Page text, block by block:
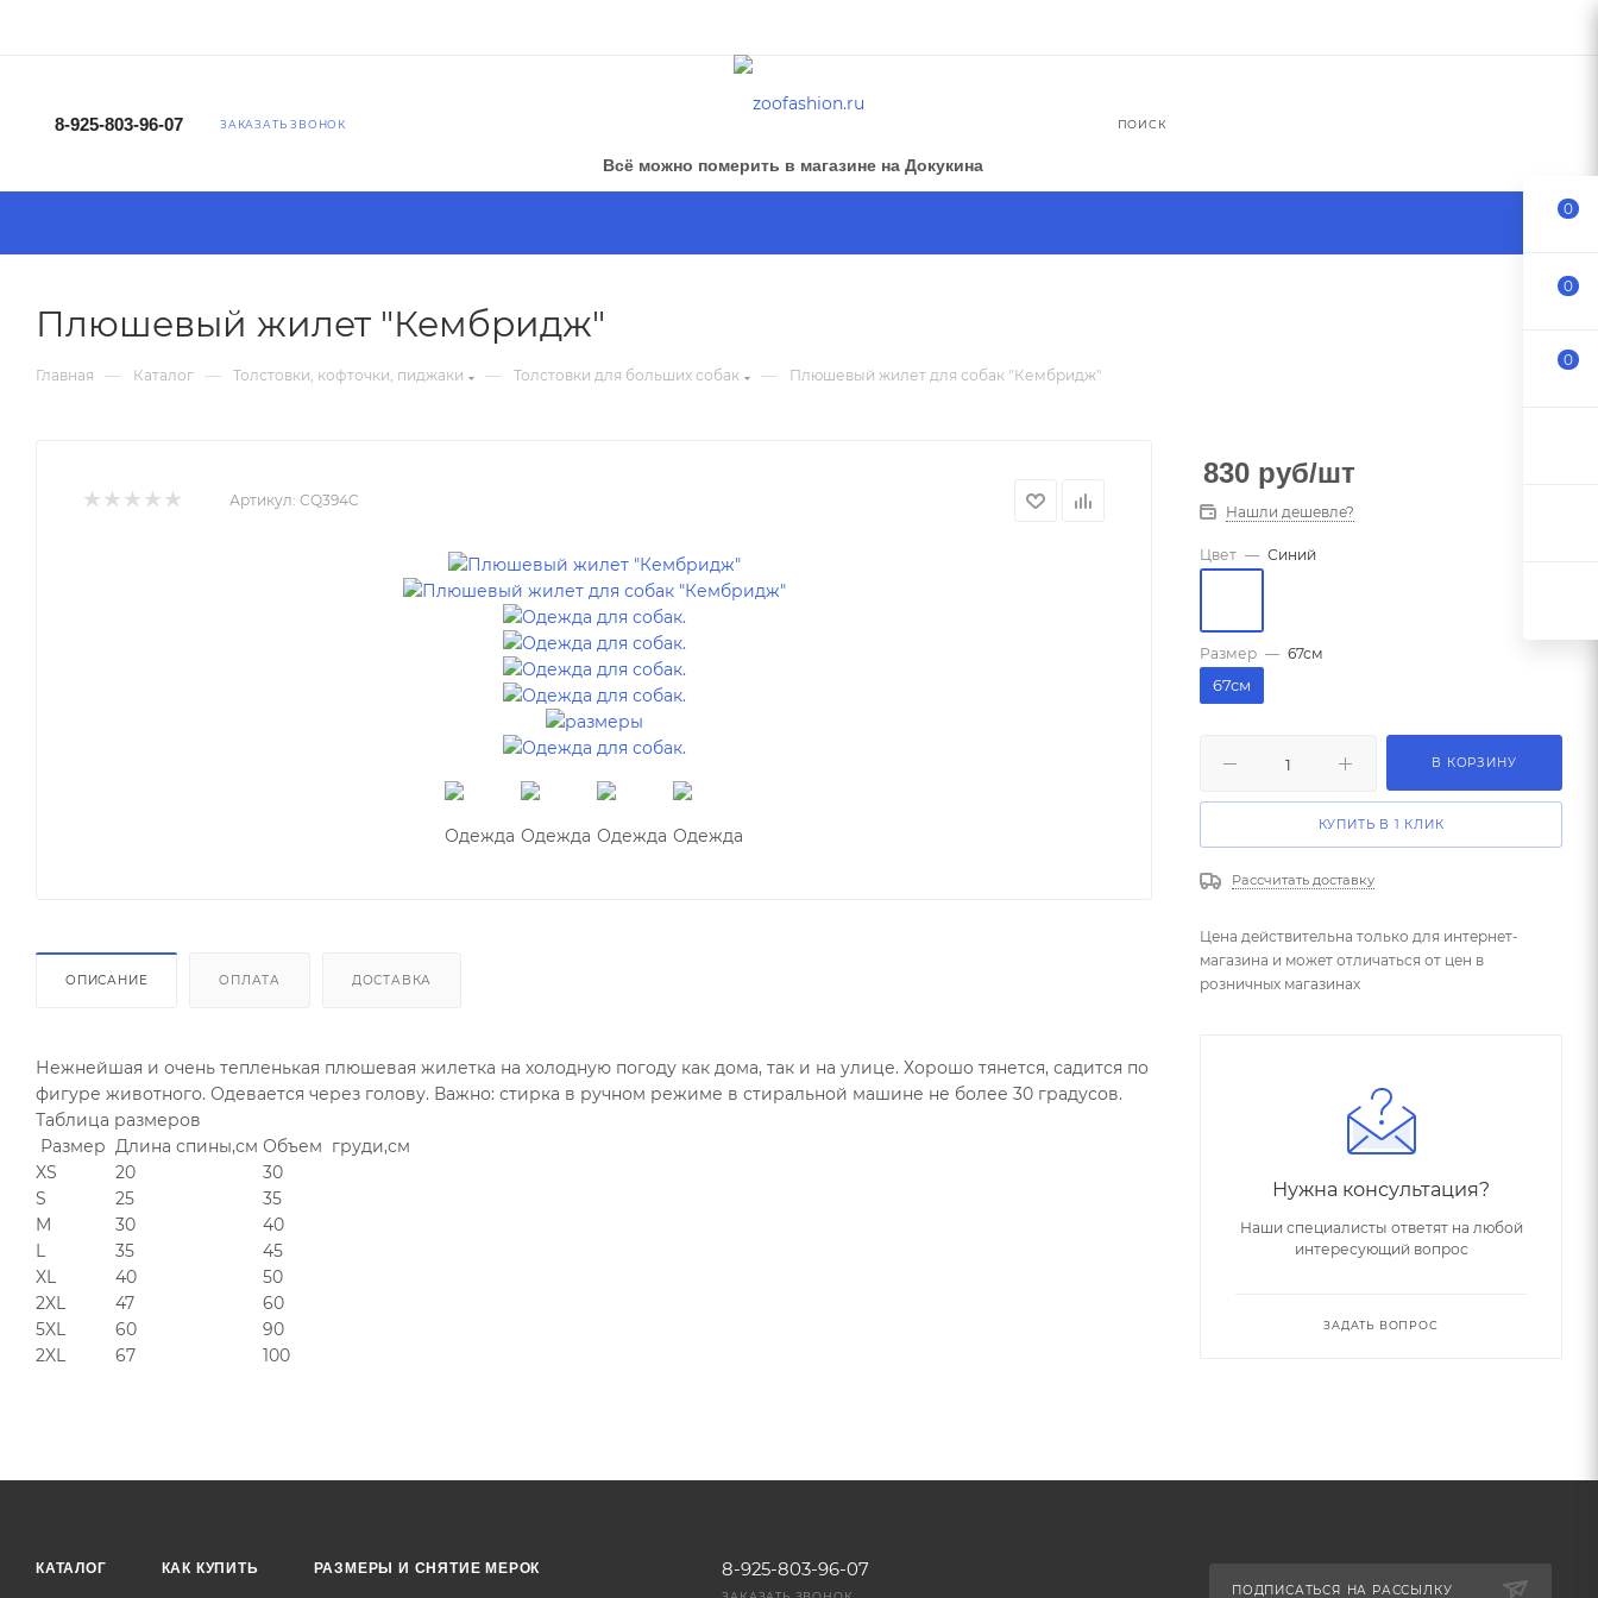
8-925-803-96-07 ЗАКАЗАТЬ ЗВОНОК
Всё можно померить в магазине на Докукина
ПОИСК
Плюшевый жилет "Кембридж"
Главная — Каталог — Толстовки, кофточки, пиджаки — Толстовки для больших собак — Плюшевый жилет для собак "Кембридж"
Артикул: CQ394C
ОПИСАНИЕ ОПЛАТА ДОСТАВКА
Нежнейшая и очень тепленькая плюшевая жилетка на холодную погоду как дома, так и на улице. Хорошо тянется, садится по
фигуре животного. Одевается через голову. Важно: стирка в ручном режиме в стиральной машине не более 30 градусов.
Таблица размеров
Размер Длина спины,см Объем груди,см
XS
20
30
S
25
35
M
30
40
L
35
45
XL
40
50
2XL
47
60
5XL
60
90
2XL
67 100
830 руб/шт
Нашли дешевле?
Цвет — Синий
Размер — 67см
67см
В КОРЗИНУ
КУПИТЬ В 1 КЛИК
Рассчитать доставку
Цена действительна только для интернет-
магазина и может отличаться от цен в
розничных магазинах
Нужна консультация?
Наши специалисты ответят на любой
интересующий вопрос
ЗАДАТЬ ВОПРОС
КАТАЛОГ КАК КУПИТЬ РАЗМЕРЫ И СНЯТИЕ МЕРОК 8-925-803-96-07
ПОДПИСАТЬСЯ НА РАССЫЛКУ
0
0
0